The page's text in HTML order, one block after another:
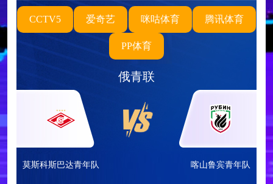
CCTV5 爱奇艺 咪咕体育 腾讯体育
PP体育
俄青联
莫斯科斯巴达青年队 喀山鲁宾青年队